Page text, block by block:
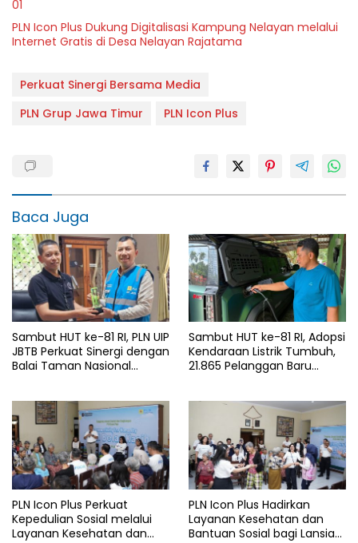
01
PLN Icon Plus Dukung Digitalisasi Kampung Nelayan melalui
Internet Gratis di Desa Nelayan Rajatama
Perkuat Sinergi Bersama Media
PLN Grup Jawa Timur
PLN Icon Plus
Baca Juga
Sambut HUT ke-81 RI, PLN UIP
JBTB Perkuat Sinergi dengan
Balai Taman Nasional
kV Paiton–
Watudodol/Kalipuro
Sambut HUT ke-81 RI, Adopsi
Kendaraan Listrik Tumbuh,
21.865 Pelanggan Baru
PLN Icon Plus Perkuat
Kepedulian Sosial melalui
Layanan Kesehatan dan
PLN Icon Plus Hadirkan
Layanan Kesehatan dan
Bantuan Sosial bagi Lansia